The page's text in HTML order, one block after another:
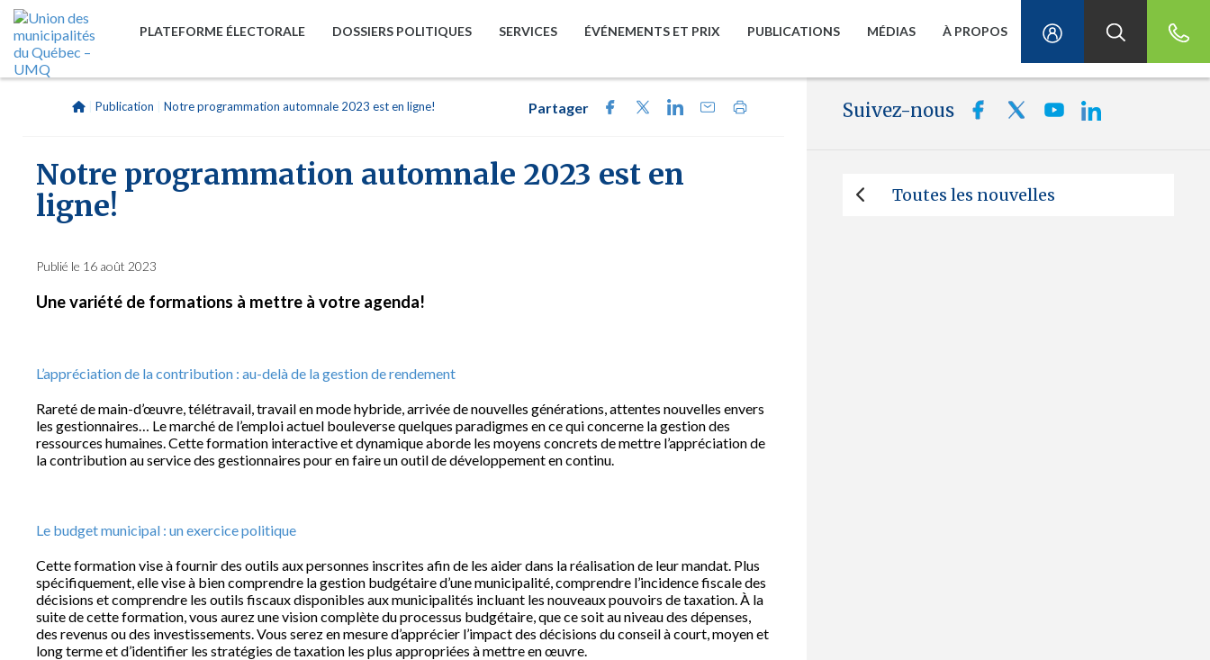
PLATEFORME ÉLECTORALE DOSSIERS POLITIQUES SERVICES ÉVÉNEMENTS ET PRIX PUBLICATIONS MÉDIAS À PROPOS
Publication Notre programmation automnale 2023 est en ligne! Partager
Notre programmation automnale 2023 est en
ligne!
Publié le 16 août 2023
Une variété de formations à mettre à votre agenda!
L’appréciation de la contribution : au-delà de la gestion de rendement
Rareté de main-d’œuvre, télétravail, travail en mode hybride, arrivée de nouvelles générations, attentes nouvelles envers
les gestionnaires… Le marché de l’emploi actuel bouleverse quelques paradigmes en ce qui concerne la gestion des
ressources humaines. Cette formation interactive et dynamique aborde les moyens concrets de mettre l’appréciation de
la contribution au service des gestionnaires pour en faire un outil de développement en continu.
Le budget municipal : un exercice politique
Cette formation vise à fournir des outils aux personnes inscrites afin de les aider dans la réalisation de leur mandat. Plus
spécifiquement, elle vise à bien comprendre la gestion budgétaire d’une municipalité, comprendre l’incidence fiscale des
décisions et comprendre les outils fiscaux disponibles aux municipalités incluant les nouveaux pouvoirs de taxation. À la
suite de cette formation, vous aurez une vision complète du processus budgétaire, que ce soit au niveau des dépenses,
des revenus ou des investissements. Vous serez en mesure d’apprécier l’impact des décisions du conseil à court, moyen et
long terme et d’identifier les stratégies de taxation les plus appropriées à mettre en œuvre.
Suivez-nous
Toutes les nouvelles